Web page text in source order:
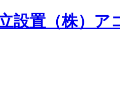
設置（株）ア